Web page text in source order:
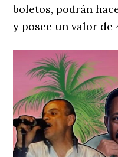
boletos, podrán
y posee un valor de